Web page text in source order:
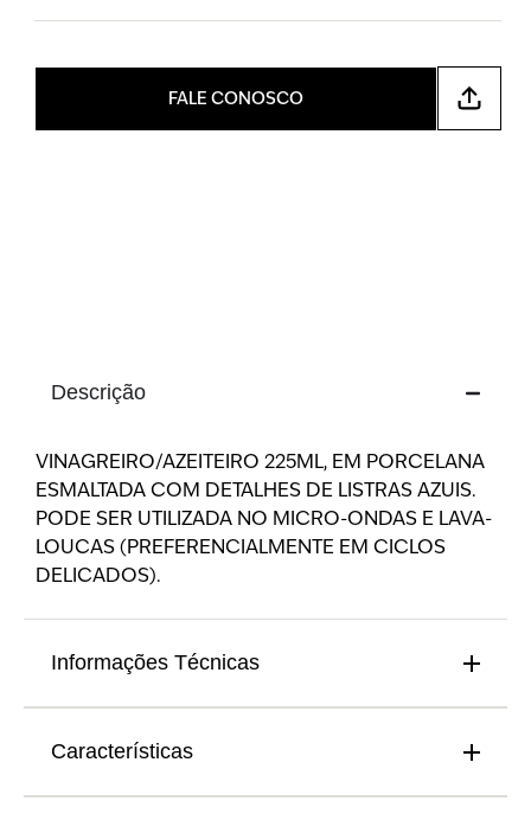
FALE CONOSCO
Descrição
VINAGREIRO/AZEITEIRO 225ML, EM PORCELANA
ESMALTADA COM DETALHES DE LISTRAS AZUIS.
PODE SER UTILIZADA NO MICRO-ONDAS E LAVA-
LOUCAS (PREFERENCIALMENTE EM CICLOS
DELICADOS).
Informações Técnicas
Características